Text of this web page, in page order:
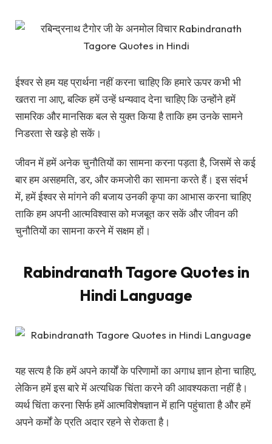
ईश्वर से हम यह प्रार्थना नहीं करना चाहिए कि हमारे ऊपर कभी भी
खतरा ना आए, बल्कि हमें उन्हें धन्यवाद देना चाहिए कि उन्होंने हमें
सामरिक और मानसिक बल से युक्त किया है ताकि हम उनके सामने
निडरता से खड़े हो सकें।
जीवन में हमें अनेक चुनौतियों का सामना करना पड़ता है, जिसमें से कई
बार हम असहमति, डर, और कमजोरी का सामना करते हैं। इस संदर्भ
में, हमें ईश्वर से मांगने की बजाय उनकी कृपा का आभास करना चाहिए
ताकि हम अपनी आत्मविश्वास को मजबूत कर सकें और जीवन की
चुनौतियों का सामना करने में सक्षम हों।
Rabindranath Tagore Quotes in
Hindi Language
यह सत्य है कि हमें अपने कार्यों के परिणामों का अगाध ज्ञान होना चाहिए,
लेकिन हमें इस बारे में अत्यधिक चिंता करने की आवश्यकता नहीं है।
व्यर्थ चिंता करना सिर्फ हमें आत्मविशेषज्ञान में हानि पहुंचाता है और हमें
अपने कर्मों के प्रति अदार रहने से रोकता है।